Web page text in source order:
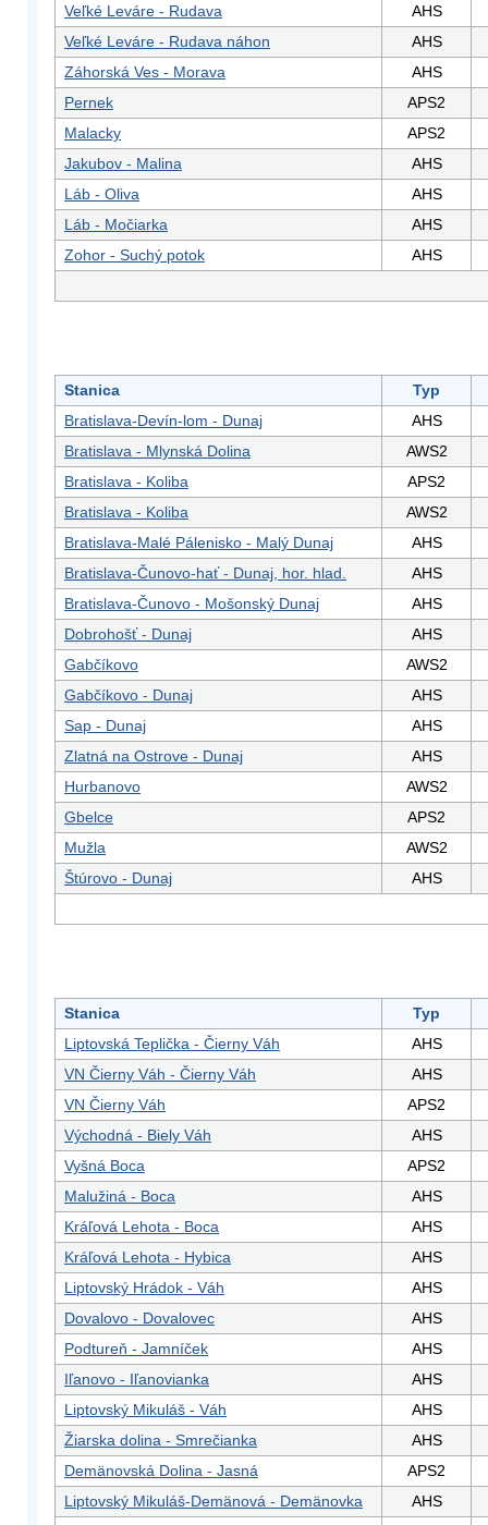
Veľké Leváre - Rudava
AHS
Veľké Leváre - Rudava náhon
AHS
Záhorská Ves - Morava
AHS
Pernek
APS2
Malacky
APS2
Jakubov - Malina
AHS
Láb - Oliva
AHS
Láb - Močiarka
AHS
Zohor - Suchý potok
AHS
Stanica
Typ
Bratislava-Devín-lom - Dunaj
AHS
Bratislava - Mlynská Dolina
AWS2
Bratislava - Koliba
APS2
Bratislava - Koliba
AWS2
Bratislava-Malé Pálenisko - Malý Dunaj
AHS
Bratislava-Čunovo-hať - Dunaj, hor. hlad.
AHS
Bratislava-Čunovo - Mošonský Dunaj
AHS
Dobrohošť - Dunaj
AHS
Gabčíkovo
AWS2
Gabčíkovo - Dunaj
AHS
Sap - Dunaj
AHS
Zlatná na Ostrove - Dunaj
AHS
Hurbanovo
AWS2
Gbelce
APS2
Mužla
AWS2
Štúrovo - Dunaj
AHS
Stanica
Typ
Liptovská Teplička - Čierny Váh
AHS
VN Čierny Váh - Čierny Váh
AHS
VN Čierny Váh
APS2
Východná - Biely Váh
AHS
Vyšná Boca
APS2
Malužiná - Boca
AHS
Kráľová Lehota - Boca
AHS
Kráľová Lehota - Hybica
AHS
Liptovský Hrádok - Váh
AHS
Dovalovo - Dovalovec
AHS
Podtureň - Jamníček
AHS
Iľanovo - Iľanovianka
AHS
Liptovský Mikuláš - Váh
AHS
Žiarska dolina - Smrečianka
AHS
Demänovská Dolina - Jasná
APS2
Liptovský Mikuláš-Demänová - Demänovka
AHS